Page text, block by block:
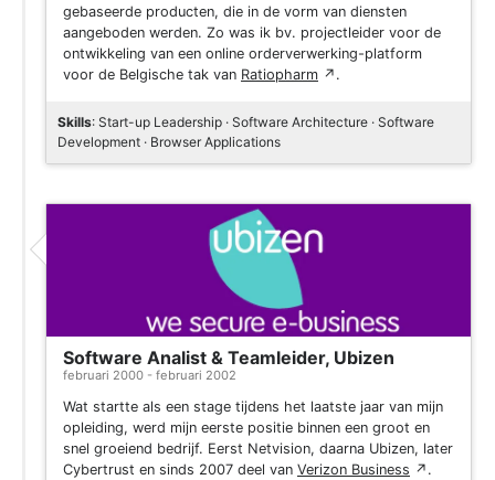
gebaseerde producten, die in de vorm van diensten
aangeboden werden. Zo was ik bv. projectleider voor de
ontwikkeling van een online orderverwerking-platform
voor de Belgische tak van Ratiopharm ↗ .
Skills: Start-up Leadership · Software Architecture · Software
Development · Browser Applications
Software Analist & Teamleider, Ubizen
februari 2000 - februari 2002
Wat startte als een stage tijdens het laatste jaar van mijn
opleiding, werd mijn eerste positie binnen een groot en
snel groeiend bedrijf. Eerst Netvision, daarna Ubizen, later
Cybertrust en sinds 2007 deel van Verizon Business ↗ .